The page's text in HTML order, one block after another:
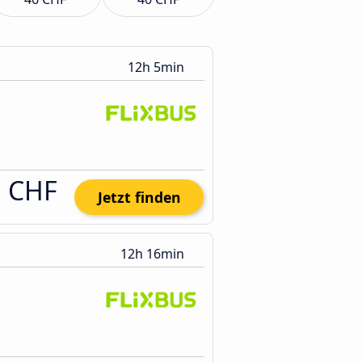
12h 5min
CHF Jetzt finden
12h 16min